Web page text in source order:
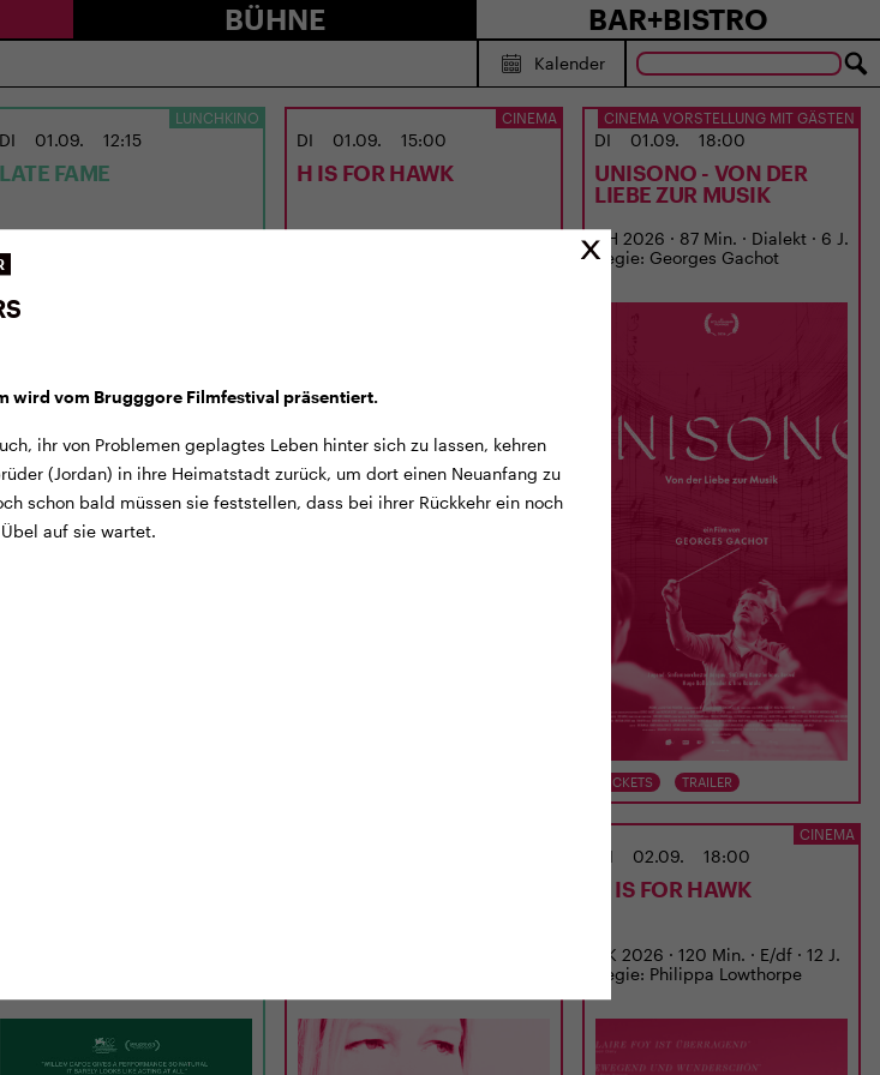
BÜHNE BAR+BISTRO
Kalender
LUNCHKINO
DI 01.09. 12:15
LATE FAME
Regie: Kent Jones
CINEMA
DI 01.09. 15:00
H IS FOR HAWK
CINEMA VORSTELLUNG MIT GÄSTEN
DI 01.09. 18:00
UNISONO - VON DER
LIEBE ZUR MUSIK
CH 2026 · 87 Min. · Dialekt · 6 J.
Regie: Georges Gachot
TICKETS TRAILER
CINEMA
MI 02.09. 18:00
H IS FOR HAWK
UK 2026 · 120 Min. · E/df · 12 J.
Regie: Philippa Lowthorpe
wird vom Brugggore Filmfestival präsentiert.
ihr von Problemen geplagtes Leben hinter sich zu lassen, kehren
(Jordan) in ihre Heimatstadt zurück, um dort einen Neuanfang zu
schon bald müssen sie feststellen, dass bei ihrer Rückkehr ein noch
auf sie wartet.